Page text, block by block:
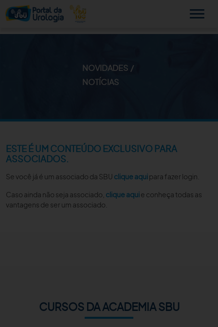
PUBLICAÇÕES
SBU NO CONSULTÓRIO
EDUCAÇÃO CONTINUADA
NOVIDADES
NOTÍCIAS
ESTE É UM CONTEÚDO EXCLUSIVO PARA
ASSOCIADOS.
Se você já é um associado da SBU clique aquipara fazer login.
Caso ainda não seja associado, clique aquie conheça todas as
vantagens de ser um associado.
CURSOS DA ACADEMIA SBU